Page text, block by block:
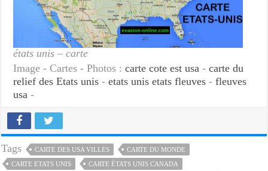
états unis – carte
Image - Cartes - Photos :carte cote est usa -carte du
relief des Etats unis -etats unis etats fleuves -fleuves
usa -
Tags CARTE DES USA VILLES
CARTE DU MONDE
CARTE ETATS UNIS
CARTE ÉTATS UNIS CANADA